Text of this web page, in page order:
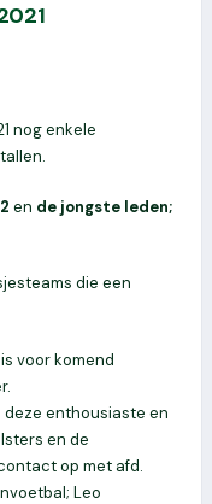
nog enkele
en de jongste leden;
die een
voor komend
deze enthousiaste en
en de
op met afd.
Leo